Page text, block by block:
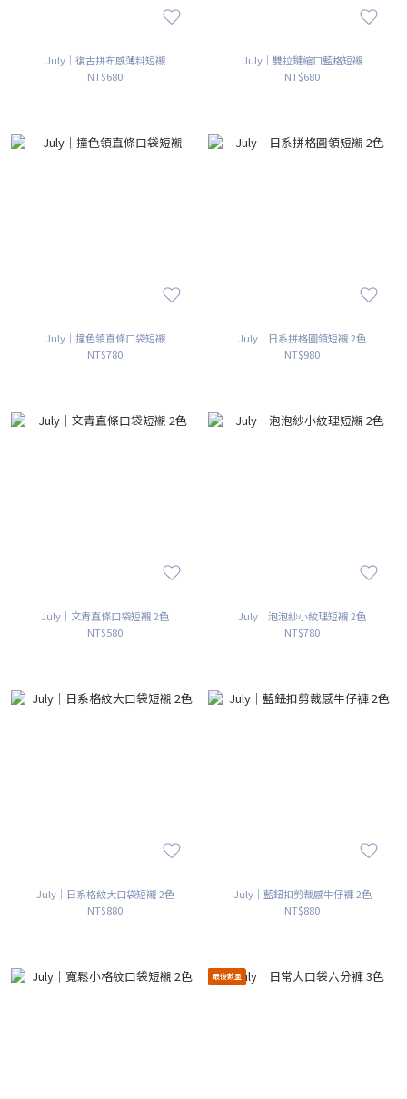
July｜復古拼布感薄料短襯
NT$680
July｜雙拉鏈縮口藍格短襯
NT$680
July｜撞色領直條口袋短襯
NT$780
July｜日系拼格圓領短襯 2色
NT$980
July｜文青直條口袋短襯 2色
NT$580
July｜泡泡紗小紋理短襯 2色
NT$780
July｜日系格紋大口袋短襯 2色
NT$880
July｜藍鈕扣剪裁感牛仔褲 2色
NT$880
最後數量